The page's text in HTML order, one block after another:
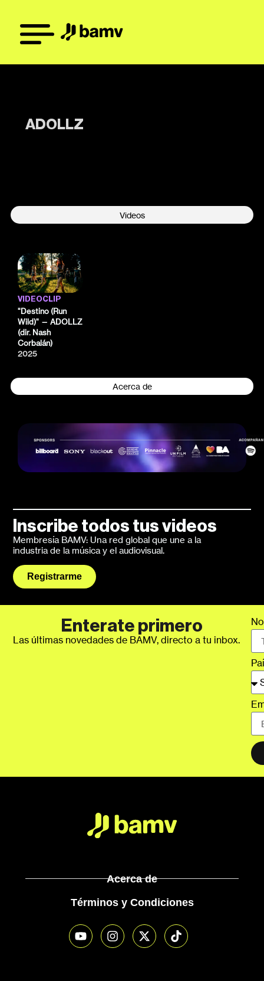
ADOLLZ
Videos
Acerca de
VIDEOCLIP
"Destino (Run
Wild)" — ADOLLZ
(dir. Nash
Corbalán)
2025
Inscribe todos tus videos
Membresía BAMV: Una red global que une a la
industria de la música y el audiovisual.
Registrarme
Enterate primero
Las últimas novedades de BAMV, directo a tu inbox.
Acerca de
Términos y Condiciones